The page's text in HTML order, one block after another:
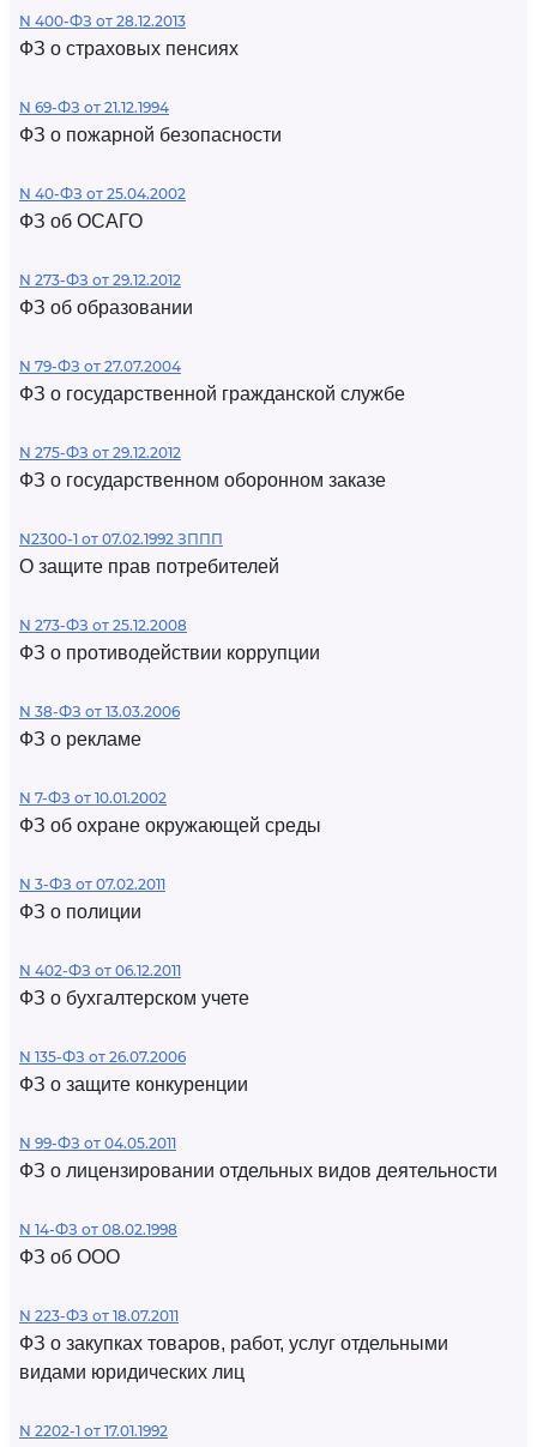
N 400-ФЗ от 28.12.2013
ФЗ о страховых пенсиях
N 69-ФЗ от 21.12.1994
ФЗ о пожарной безопасности
N 40-ФЗ от 25.04.2002
ФЗ об ОСАГО
N 273-ФЗ от 29.12.2012
ФЗ об образовании
N 79-ФЗ от 27.07.2004
ФЗ о государственной гражданской службе
N 275-ФЗ от 29.12.2012
ФЗ о государственном оборонном заказе
N2300-1 от 07.02.1992 ЗППП
О защите прав потребителей
N 273-ФЗ от 25.12.2008
ФЗ о противодействии коррупции
N 38-ФЗ от 13.03.2006
ФЗ о рекламе
N 7-ФЗ от 10.01.2002
ФЗ об охране окружающей среды
N 3-ФЗ от 07.02.2011
ФЗ о полиции
N 402-ФЗ от 06.12.2011
ФЗ о бухгалтерском учете
N 135-ФЗ от 26.07.2006
ФЗ о защите конкуренции
N 99-ФЗ от 04.05.2011
ФЗ о лицензировании отдельных видов деятельности
N 14-ФЗ от 08.02.1998
ФЗ об ООО
N 223-ФЗ от 18.07.2011
ФЗ о закупках товаров, работ, услуг отдельными
видами юридических лиц
N 2202-1 от 17.01.1992